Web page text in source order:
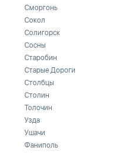
Сморгонь
Сокол
Солигорск
Сосны
Старобин
Старые Дороги
Столбцы
Столин
Толочин
Узда
Ушачи
Фаниполь